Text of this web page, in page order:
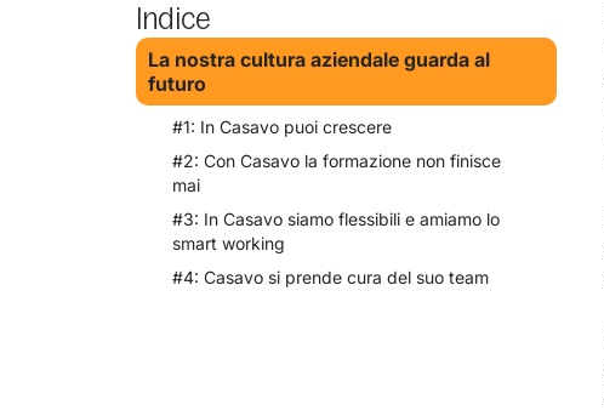
Indice
La nostra cultura aziendale guarda al
futuro
#1: In Casavo puoi crescere
#2: Con Casavo la formazione non finisce
mai
#3: In Casavo siamo flessibili e amiamo lo
smart working
#4: Casavo si prende cura del suo team